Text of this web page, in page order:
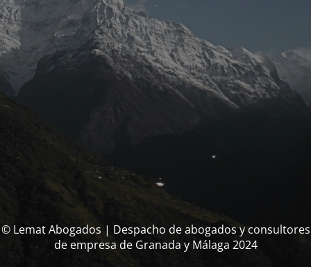
© Lemat Abogados | Despacho de abogados y consultores
de empresa de Granada y Málaga 2024